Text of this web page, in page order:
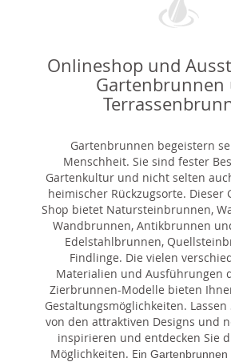
Onlineshop und
Gartenbrunnen
Gartenbrunnen begeistern
Menschheit. Sie sind fester
Gartenkultur und nicht selten
heimischer Rückzugsorte. Dieser
Shop bietet Natursteinbrunnen,
Wandbrunnen, Antikbrunnen
Edelstahlbrunnen,
Findlinge. Die vielen
Materialien und Ausführungen
Zierbrunnen-Modelle bieten
Gestaltungsmöglichkeiten.
von den attraktiven Designs und
inspirieren und entdecken Sie
Möglichkeiten. Ein